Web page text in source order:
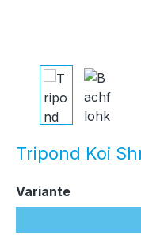
Tripond Koi
Varianteauswählen